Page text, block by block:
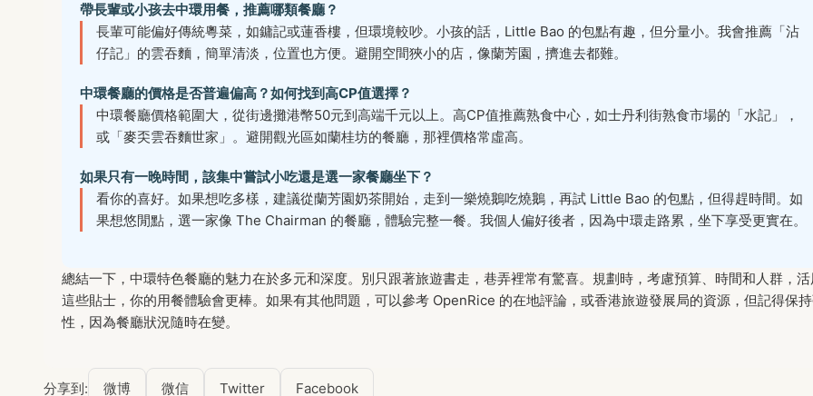
帶長輩或小孩去中環用餐，推薦哪類餐廳？
長輩可能偏好傳統粵菜，如鏞記或蓮香樓，但環境較吵。小孩的話，Little Bao 的包點有趣，但分量小。我會推薦「沾
仔記」的雲吞麵，簡單清淡，位置也方便。避開空間狹小的店，像蘭芳園，擠進去都難。
中環餐廳的價格是否普遍偏高？如何找到高CP值選擇？
中環餐廳價格範圍大，從街邊攤港幣50元到高端千元以上。高CP值推薦熟食中心，如士丹利街熟食市場的「水記」，
或「麥奀雲吞麵世家」。避開觀光區如蘭桂坊的餐廳，那裡價格常虛高。
如果只有一晚時間，該集中嘗試小吃還是選一家餐廳坐下？
看你的喜好。如果想吃多樣，建議從蘭芳園奶茶開始，走到一樂燒鵝吃燒鵝，再試 Little Bao 的包點，但得趕時間。如
果想悠閒點，選一家像 The Chairman 的餐廳，體驗完整一餐。我個人偏好後者，因為中環走路累，坐下享受更實在。
總結一下，中環特色餐廳的魅力在於多元和深度。別只跟著旅遊書走，巷弄裡常有驚喜。規劃時，考慮預算、時間和人群，
這些貼士，你的用餐體驗會更棒。如果有其他問題，可以參考 OpenRice 的在地評論，或香港旅遊發展局的資源，但記得保
性，因為餐廳狀況隨時在變。
分享到: 微博 微信 Twitter Facebook